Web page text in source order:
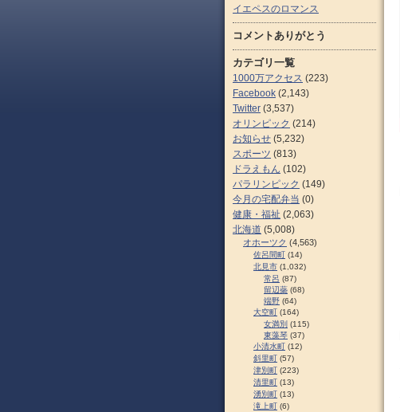
イエペスのロマンス
コメントありがとう
カテゴリ一覧
1000万アクセス (223)
Facebook (2,143)
Twitter (3,537)
オリンピック (214)
お知らせ (5,232)
スポーツ (813)
ドラえもん (102)
パラリンピック (149)
今月の宅配弁当 (0)
健康・福祉 (2,063)
北海道 (5,008)
オホーツク (4,563)
佐呂間町 (14)
北見市 (1,032)
常呂 (87)
留辺蘂 (68)
端野 (64)
大空町 (164)
女満別 (115)
東藻琴 (37)
小清水町 (12)
斜里町 (57)
津別町 (223)
清里町 (13)
湧別町 (13)
滝上町 (6)